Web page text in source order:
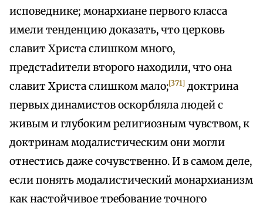
исповеднике; монархиане первого класса
имели тенденцию доказать, что церковь
славит Христа слишком много,
предстаdители второго находили, что она
славит Христа слишком мало;[371] доктрина
первых динамистов оскорбляла людей с
живым и глубоким религиозным чувством, к
доктринам модалистическим они могли
отнестись даже сочувственно. И в самом деле,
если понять модалистический монархианизм
как настойчивое требование точного